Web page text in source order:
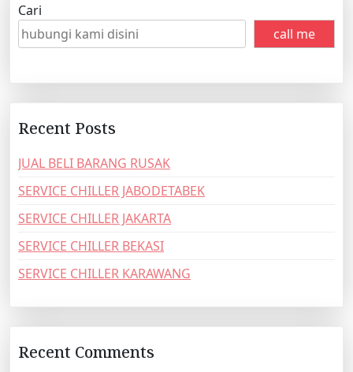
Cari
call me
Recent Posts
JUAL BELI BARANG RUSAK
SERVICE CHILLER JABODETABEK
SERVICE CHILLER JAKARTA
SERVICE CHILLER BEKASI
SERVICE CHILLER KARAWANG
Recent Comments